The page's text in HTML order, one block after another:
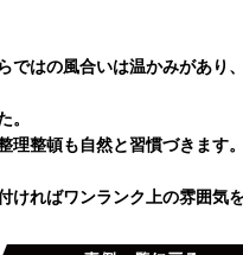
はの風合いは温かみがあり
整頓も自然と習慣づきます。
ればワンランク上の雰囲気を